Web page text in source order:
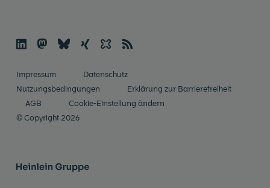
 🦣 🦋︎ ☓ ✨ 📡
Im­pres­sum
Datenschutz
Nutzungsbedingungen
Erklärung zur Barrierefreiheit
AGB
Cookie-Einstellung ändern
© Copyright 2026
Heinlein Gruppe